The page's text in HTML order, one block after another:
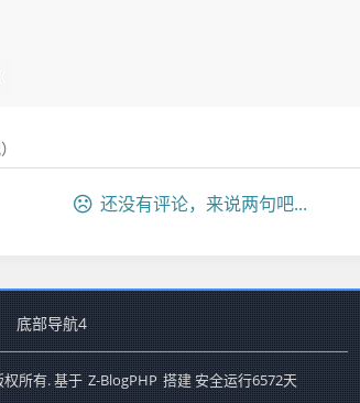
还没有评论，来说两句吧...
底部导航4
权所有. 基于 Z-BlogPHP 搭建 安全运行6572天